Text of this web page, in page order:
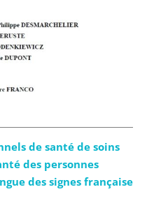
de santé de soins
des personnes
des signes française